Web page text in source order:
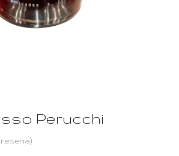
Perucchi
reseña)